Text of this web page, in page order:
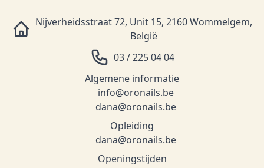
Nijverheidsstraat 72, Unit 15, 2160 Wommelgem,
België
03 / 225 04 04
Algemene informatie
info@oronails.be
dana@oronails.be
Opleiding
dana@oronails.be
Openingstijden